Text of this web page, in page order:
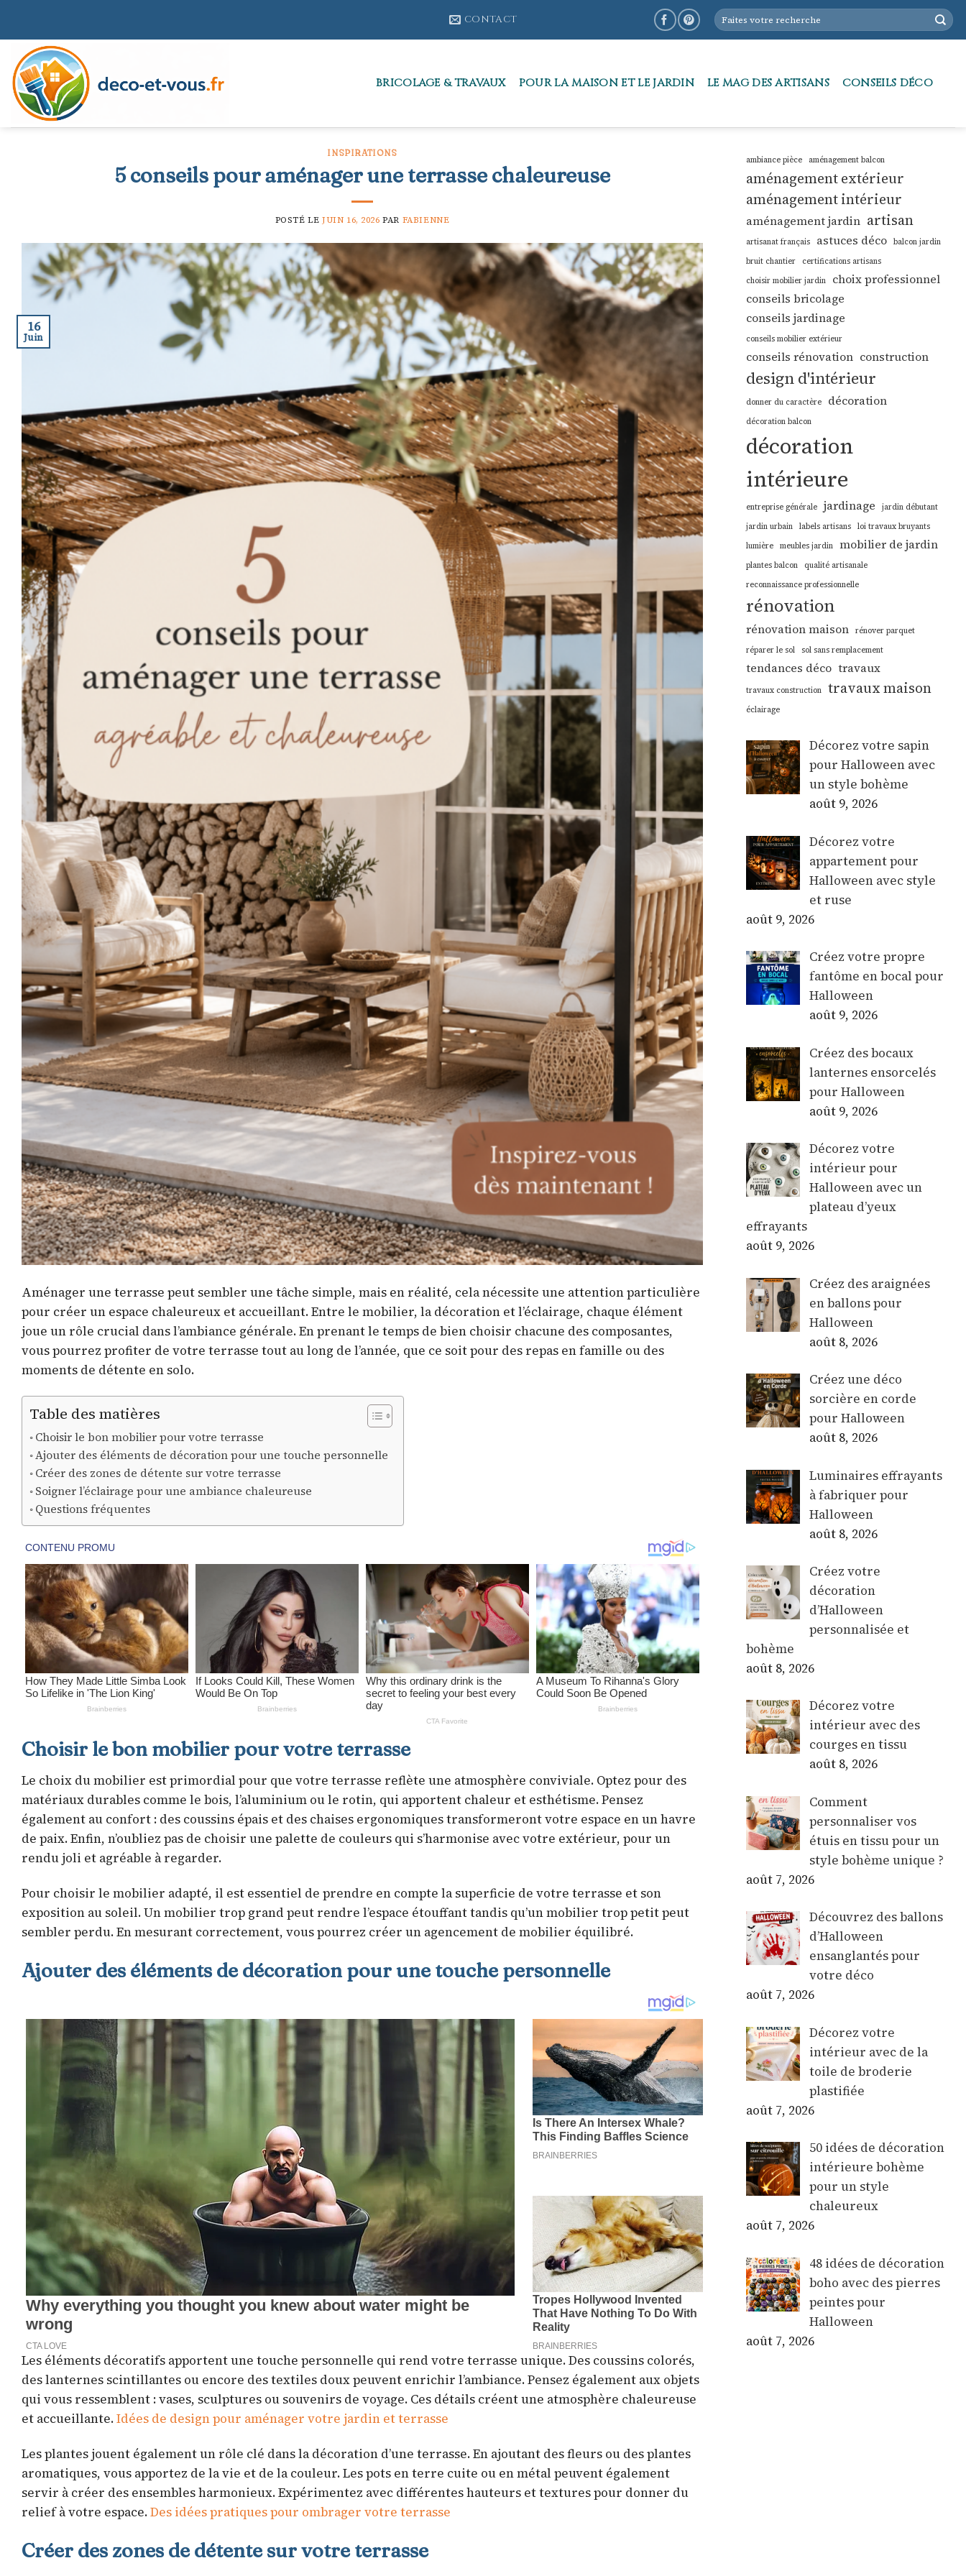
content
CONTACT
BRICOLAGE & TRAVAUX POUR LA MAISON ET LE JARDIN LE MAG DES ARTISANS CONSEILS DÉCO
INSPIRATIONS
5 conseils pour aménager une terrasse chaleureuse
POSTÉ LE JUIN 16, 2026 PAR FABIENNE
16
Juin
Aménager une terrasse peut sembler une tâche simple, mais en réalité, cela nécessite une attention particulière
pour créer un espace chaleureux et accueillant. Entre le mobilier, la décoration et l’éclairage, chaque élément
joue un rôle crucial dans l’ambiance générale. En prenant le temps de bien choisir chacune des composantes,
vous pourrez profiter de votre terrasse tout au long de l’année, que ce soit pour des repas en famille ou des
moments de détente en solo.
Table des matières
Choisir le bon mobilier pour votre terrasse
Ajouter des éléments de décoration pour une touche personnelle
Créer des zones de détente sur votre terrasse
Soigner l’éclairage pour une ambiance chaleureuse
Questions fréquentes
Choisir le bon mobilier pour votre terrasse
Le choix du mobilier est primordial pour que votre terrasse reflète une atmosphère conviviale. Optez pour des
matériaux durables comme le bois, l’aluminium ou le rotin, qui apportent chaleur et esthétisme. Pensez
également au confort : des coussins épais et des chaises ergonomiques transformeront votre espace en un havre
de paix. Enfin, n’oubliez pas de choisir une palette de couleurs qui s’harmonise avec votre extérieur, pour un
rendu joli et agréable à regarder.
Pour choisir le mobilier adapté, il est essentiel de prendre en compte la superficie de votre terrasse et son
exposition au soleil. Un mobilier trop grand peut rendre l’espace étouffant tandis qu’un mobilier trop petit peut
sembler perdu. En mesurant correctement, vous pourrez créer un agencement de mobilier équilibré.
Ajouter des éléments de décoration pour une touche personnelle
Les éléments décoratifs apportent une touche personnelle qui rend votre terrasse unique. Des coussins colorés,
des lanternes scintillantes ou encore des textiles doux peuvent enrichir l’ambiance. Pensez également aux objets
qui vous ressemblent : vases, sculptures ou souvenirs de voyage. Ces détails créent une atmosphère chaleureuse
et accueillante.Idées de design pour aménager votre jardin et terrasse
Les plantes jouent également un rôle clé dans la décoration d’une terrasse. En ajoutant des fleurs ou des plantes
aromatiques, vous apportez de la vie et de la couleur. Les pots en terre cuite ou en métal peuvent également
servir à créer des ensembles harmonieux. Expérimentez avec différentes hauteurs et textures pour donner du
relief à votre espace.Des idées pratiques pour ombrager votre terrasse
Créer des zones de détente sur votre terrasse
ambiance pièce aménagement balcon
aménagement extérieur
aménagement intérieur
aménagement jardin artisan
artisanat français astuces déco balcon jardin
bruit chantier
certifications artisans
choisir mobilier jardin
choix professionnel
conseils bricolage
conseils jardinage
conseils mobilier extérieur
conseils rénovation construction
design d'intérieur
donner du caractère décoration
décoration balcon
décoration
intérieure
entreprise générale jardinage
jardin débutant
jardin urbain labels artisans loi travaux bruyants
lumière meubles jardin mobilier de jardin
plantes balcon
qualité artisanale
reconnaissance professionnelle
rénovation
rénovation maison rénover parquet
réparer le sol sol sans remplacement
tendances déco travaux
travaux construction travaux maison
éclairage
Décorez votre sapin
pour Halloween avec
un style bohème
août 9, 2026
Décorez votre
appartement pour
Halloween avec style
et ruse
août 9, 2026
Créez votre propre
fantôme en bocal pour
Halloween
août 9, 2026
Créez des bocaux
lanternes ensorcelés
pour Halloween
août 9, 2026
Décorez votre
intérieur pour
Halloween avec un
plateau d’yeux
effrayants
août 9, 2026
Créez des araignées
en ballons pour
Halloween
août 8, 2026
Créez une déco
sorcière en corde
pour Halloween
août 8, 2026
Luminaires effrayants
à fabriquer pour
Halloween
août 8, 2026
Créez votre
décoration
d’Halloween
personnalisée et
bohème
août 8, 2026
Décorez votre
intérieur avec des
courges en tissu
août 8, 2026
Comment
personnaliser vos
étuis en tissu pour un
style bohème unique ?
août 7, 2026
Découvrez des ballons
d’Halloween
ensanglantés pour
votre déco
août 7, 2026
Décorez votre
intérieur avec de la
toile de broderie
plastifiée
août 7, 2026
50 idées de décoration
intérieure bohème
pour un style
chaleureux
août 7, 2026
48 idées de décoration
boho avec des pierres
peintes pour
Halloween
août 7, 2026